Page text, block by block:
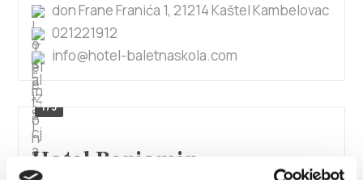
don Frane Franića 1, 21214 Kaštel Kambelovac
021221912
info@hotel-baletnaskola.com
1/3
Hotel Benjamin